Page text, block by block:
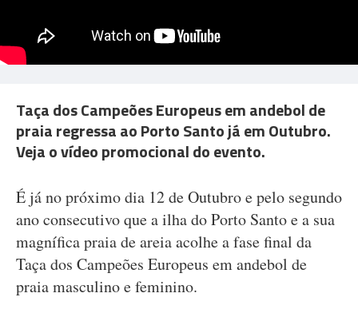
Taça dos Campeões Europeus em andebol de
praia regressa ao Porto Santo já em Outubro.
Veja o vídeo promocional do evento.
É já no próximo dia 12 de Outubro e pelo segundo
ano consecutivo que a ilha do Porto Santo e a sua
magnífica praia de areia acolhe a fase final da
Taça dos Campeões Europeus em andebol de
praia masculino e feminino.